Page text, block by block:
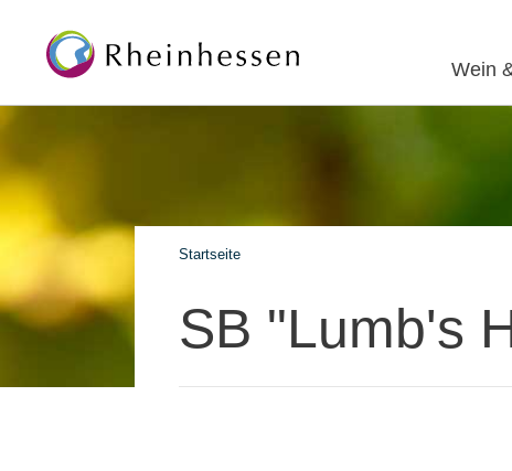
Wein
Startseite
SB "Lumb's